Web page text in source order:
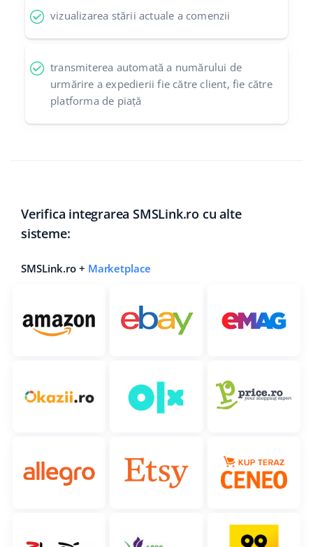
vizualizarea stării actuale a comenzii
transmiterea automată a numărului de
urmărire a expedierii fie către client, fie către
platforma de piață
Verifica integrarea SMSLink.ro cu alte
sisteme:
SMSLink.ro + Marketplace